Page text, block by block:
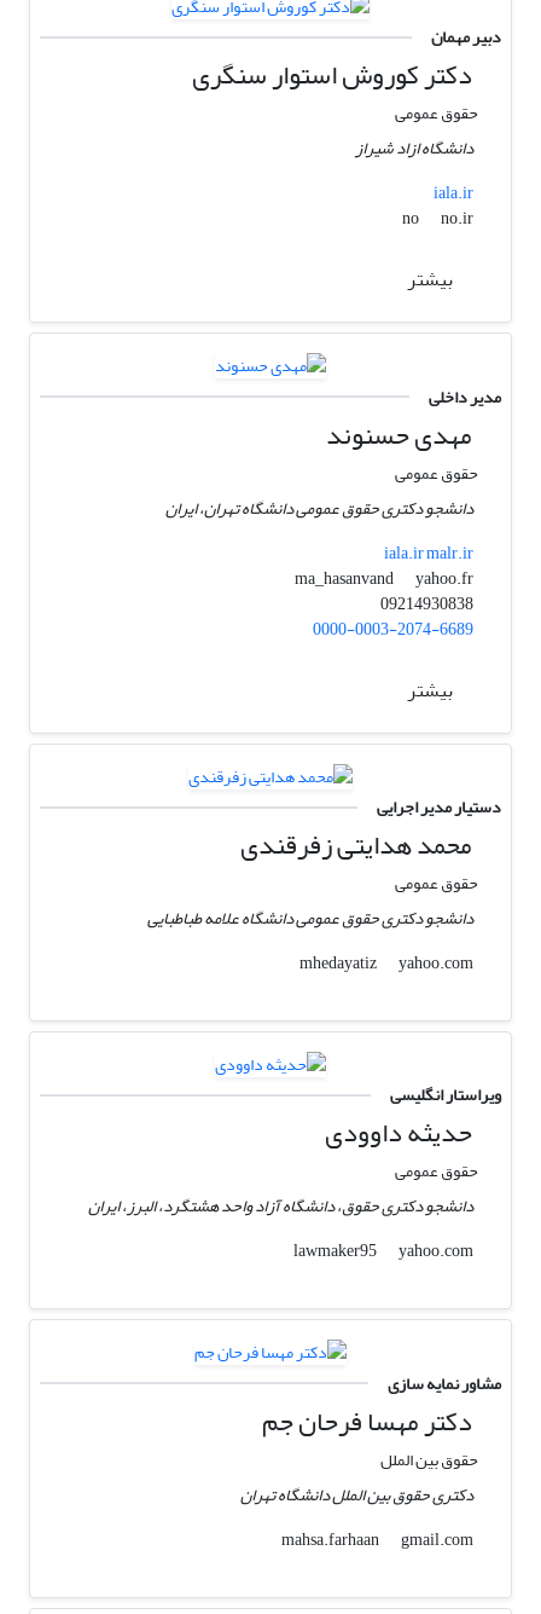
دبیر مهمان
دکتر کوروش استوار سنگری
حقوق عمومی
دانشگاه ازاد شیراز
iala.ir
no
no.ir
بیشتر
مدیر داخلی
مهدی حسنوند
حقوق عمومی
دانشجو دکتری حقوق عمومی دانشگاه تهران، ایران
iala.ir malr.ir
ma_hasanvand
yahoo.fr
09214930838
0000-0003-2074-6689
بیشتر
دستیار مدیر اجرایی
محمد هدایتی زفرقندی
حقوق عمومی
دانشجو دکتری حقوق عمومی دانشگاه علامه طباطبایی
mhedayatiz
yahoo.com
ویراستار انگلیسی
حدیثه داوودی
حقوق عمومی
دانشجو دکتری حقوق، دانشگاه آزاد واحد هشتگرد، البرز، ایران
lawmaker95
yahoo.com
مشاور نمایه سازی
دکتر مهسا فرحان جم
حقوق بین الملل
دکتری حقوق بین الملل دانشگاه تهران
mahsa.farhaan
gmail.com